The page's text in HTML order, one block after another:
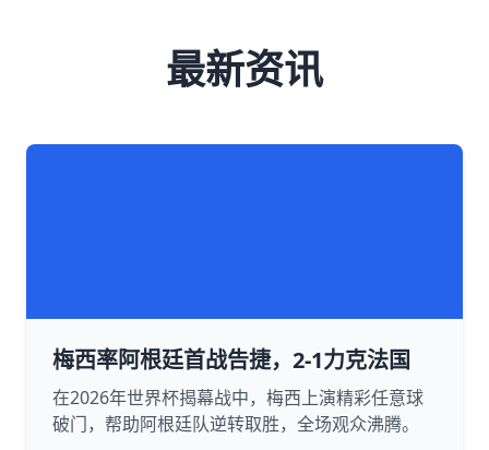
最新资讯
梅西率阿根廷首战告捷，2-1力克法国
在2026年世界杯揭幕战中，梅西上演精彩任意球
破门，帮助阿根廷队逆转取胜，全场观众沸腾。